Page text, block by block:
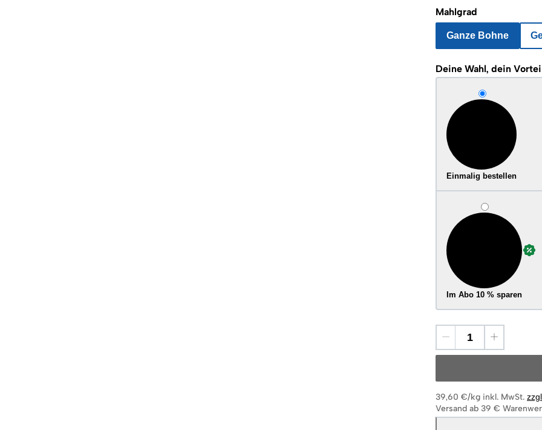
Mahlgrad
Ganze Bohne
Deine Wahl, dein
Einmalig bestellen
Im Abo 10 % sparen
39,60 €/kg inkl. MwSt.
Versand ab 39 €